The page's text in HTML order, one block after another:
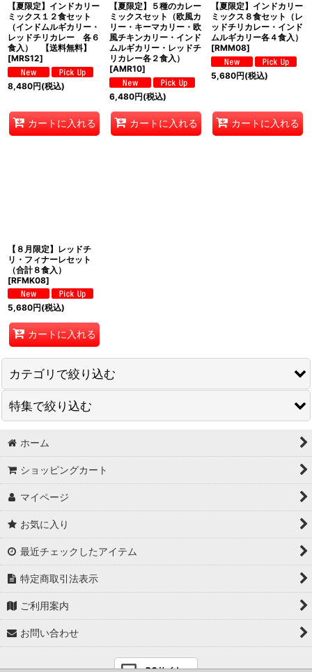
【夏限定】インドカリー
ミックス１２食セット
（インドムルギカリー・
レッドチリカレー 各６
食入） 【送料無料】
[MRS12]
8,480円(税込)
カートに入れる
【夏限定】５種のカレー
ミックスセット（欧風カ
リー・キーマカリー・欧
風チキンカリー・インド
ムルギカリー・レッドチ
リカレー各２食入）
[AMR10]
6,480円(税込)
カートに入れる
【夏限定】インドカリー
ミックス８食セット（レ
ッドチリカレー・インド
ムルギカリー各４食入）
[RMM08]
5,680円(税込)
カートに入れる
【８月限定】レッドチ
リ・フィナーレセット
（合計８食入）
[RFMK08]
5,680円(税込)
カートに入れる
カテゴリで絞り込む
インド風カリー
欧風カリー
ミックスカレー
マルチミックスカレー
欧風ミックスカレー
インドミックスカレー
販促
特集で絞り込む
インドカリー
欧風カリー
ミックスカリー
キーマカリー
インドカリーミックス
ホーム
ショッピングカート
マイページ
お気に入り
最近チェックしたアイテム
特定商取引法表示
ご利用案内
お問い合わせ